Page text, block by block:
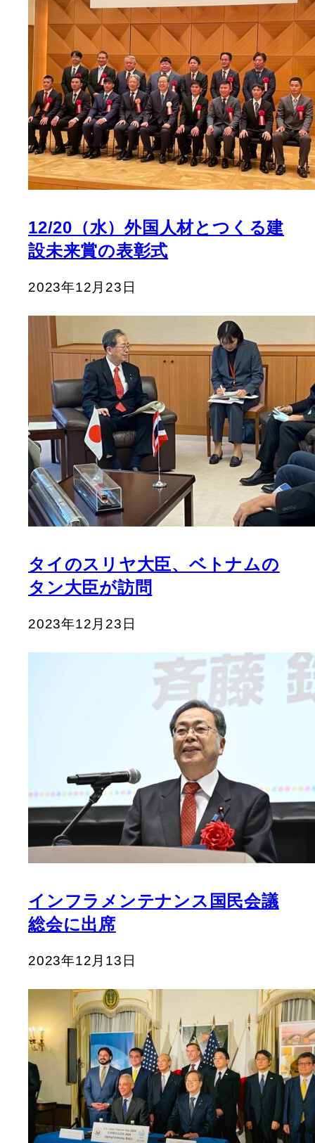
12/20（水）外国人材とつくる建
設未来賞の表彰式
2023年12月23日
タイのスリヤ大臣、ベトナムの
タン大臣が訪問
2023年12月23日
インフラメンテナンス国民会議
総会に出席
2023年12月13日